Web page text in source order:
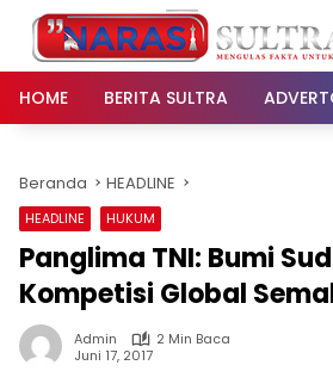
Langsung
konten
HOME
BERITA SULTRA
Beranda HEADLINE
HEADLINE HUKUM
Panglima TNI: Bumi
Kompetisi Global
Admin
2 Min Baca
Juni 17, 2017